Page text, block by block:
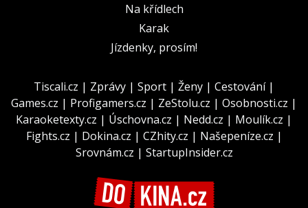
Na křídlech
Karak
Jízdenky, prosím!
Tiscali.cz | Zprávy | Sport | Ženy | Cestování|
Games.cz | Profigamers.cz | ZeStolu.cz | Osobnosti.cz |
Karaoketexty.cz | Úschovna.cz | Nedd.cz | Moulík.cz |
Fights.cz | Dokina.cz | CZhity.cz | Našepeníze.cz |
Srovnám.cz | StartupInsider.cz